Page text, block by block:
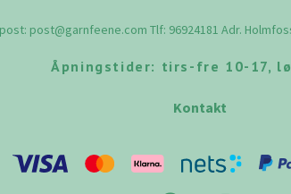
post@garnfeene.com Tlf: 96924181 Adr.
Åpningstider: tirs-fre 10-17,
Kontakt